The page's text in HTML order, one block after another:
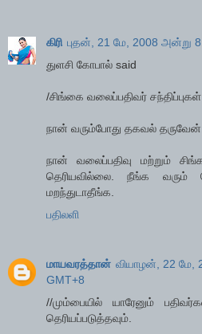
கிரி புதன், 21 மே, 2008 அன்று
துளசி கோபால் said
/சிங்கை வலைப்பதிவர் சந்திப்புகள்
நான் வரும்போது தகவல்
நான் வலைப்பதிவு மற்றும்
தெரியவில்லை. நீங்க வரும்
மறந்துடாதீங்க.
பதிலளி
மாயவரத்தான் வியாழன், 22 மே,
GMT+8
//மும்பையில் யாரேனும்
தெரியப்படுத்தவும்.